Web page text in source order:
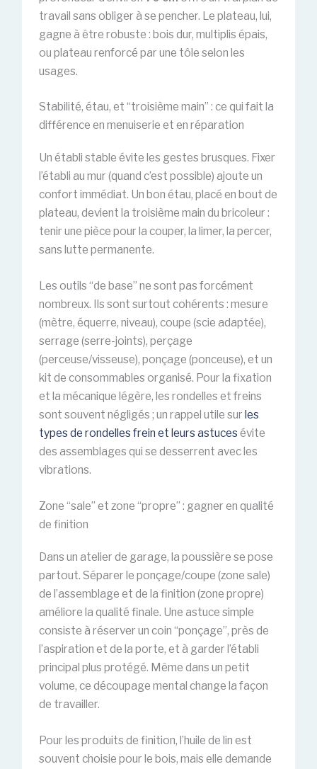
travail sans obliger à se pencher. Le plateau, lui,
gagne à être robuste : bois dur, multiplis épais,
ou plateau renforcé par une tôle selon les
usages.
Stabilité, étau, et “troisième main” : ce qui fait la
différence en menuiserie et en réparation
Un établi stable évite les gestes brusques. Fixer
l’établi au mur (quand c’est possible) ajoute un
confort immédiat. Un bon étau, placé en bout de
plateau, devient la troisième main du bricoleur :
tenir une pièce pour la couper, la limer, la percer,
sans lutte permanente.
Les outils “de base” ne sont pas forcément
nombreux. Ils sont surtout cohérents : mesure
(mètre, équerre, niveau), coupe (scie adaptée),
serrage (serre-joints), perçage
(perceuse/visseuse), ponçage (ponceuse), et un
kit de consommables organisé. Pour la fixation
et la mécanique légère, les rondelles et freins
sont souvent négligés ; un rappel utile sur les
types de rondelles frein et leurs astuces évite
des assemblages qui se desserrent avec les
vibrations.
Zone “sale” et zone “propre” : gagner en qualité
de finition
Dans un atelier de garage, la poussière se pose
partout. Séparer le ponçage/coupe (zone sale)
de l’assemblage et de la finition (zone propre)
améliore la qualité finale. Une astuce simple
consiste à réserver un coin “ponçage”, près de
l’aspiration et de la porte, et à garder l’établi
principal plus protégé. Même dans un petit
volume, ce découpage mental change la façon
de travailler.
Pour les produits de finition, l’huile de lin est
souvent choisie pour le bois, mais elle demande